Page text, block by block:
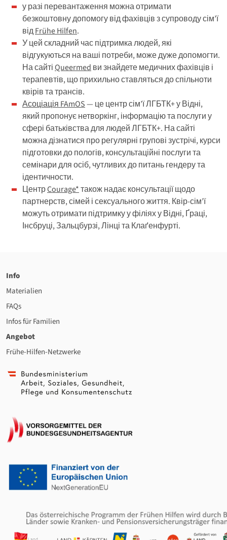
у разі перевантаження можна отримати
безкоштовну допомогу від фахівців з супроводу сім’ї
відFrühe Hilfen.
У цей складний час підтримка людей, які
відгукуються на ваші потреби, може дуже допомогти.
На сайтіQueermed ви знайдете медичних фахівців і
терапевтів, що прихильно ставляться до спільноти
квірів та трансів.
Асоціація FAmOS— це центр сім’ї ЛГБТК+ у Відні,
який пропонує нетворкінг, інформацію та послуги у
сфері батьківства для людей ЛГБТК+. На сайті
можна дізнатися про регулярні групові зустрічі, курси
підготовки до пологів, консультаційні послуги та
семінари для осіб, чутливих до питань гендеру та
ідентичности.
ЦентрCourage*також надає консультації щодо
партнерств, сімей і сексуального життя. Квір-сім’ї
можуть отримати підтримку у філіях у Відні, Ґраці,
Інсбруці, Зальцбурзі, Лінці та Клаґенфурті.
Info
Materialien
FAQs
Infos für Familien
Angebot
Frühe-Hilfen-Netzwerke